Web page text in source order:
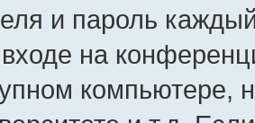
и пароль
входе на
компьютере,